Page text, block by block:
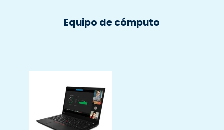
Equipo de cómputo